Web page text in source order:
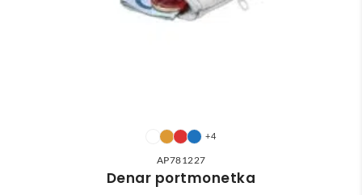
+4
AP781227
Denar portmonetka